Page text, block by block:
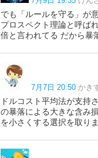
でも「ルールを守る」が
プロスペクト理論と呼ば
倍と言われてる だから暴
7月7日 20:50 かき
ドルコスト平均法が支持
の暴落による大きな含み
を小さくする選択を取り